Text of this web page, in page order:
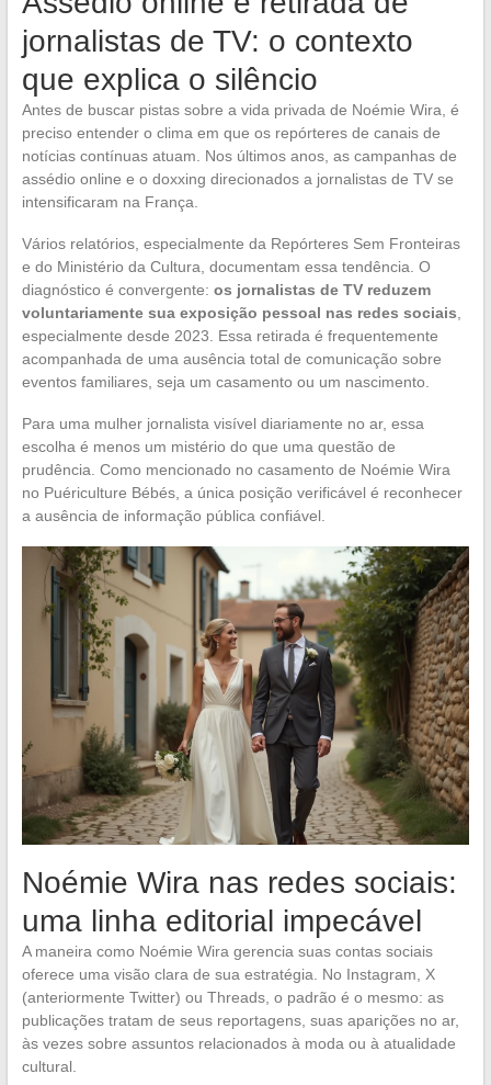
jornalistas de TV: o contexto
que explica o silêncio
Antes de buscar pistas sobre a vida privada de Noémie Wira, é
preciso entender o clima em que os repórteres de canais de
notícias contínuas atuam. Nos últimos anos, as campanhas de
assédio online e o doxxing direcionados a jornalistas de TV se
intensificaram na França.
Vários relatórios, especialmente da Repórteres Sem Fronteiras
e do Ministério da Cultura, documentam essa tendência. O
diagnóstico é convergente: os jornalistas de TV reduzem
voluntariamente sua exposição pessoal nas redes sociais
especialmente desde 2023. Essa retirada é frequentemente
acompanhada de uma ausência total de comunicação sobre
eventos familiares, seja um casamento ou um nascimento.
Para uma mulher jornalista visível diariamente no ar, essa
escolha é menos um mistério do que uma questão de
prudência. Como mencionado no casamento de Noémie Wira
no Puériculture Bébés, a única posição verificável é reconhecer
a ausência de informação pública confiável.
Noémie Wira nas redes sociais:
uma linha editorial impecável
A maneira como Noémie Wira gerencia suas contas sociais
oferece uma visão clara de sua estratégia. No Instagram, X
(anteriormente Twitter) ou Threads, o padrão é o mesmo: as
publicações tratam de seus reportagens, suas aparições no ar,
às vezes sobre assuntos relacionados à moda ou à atualidade
cultural.